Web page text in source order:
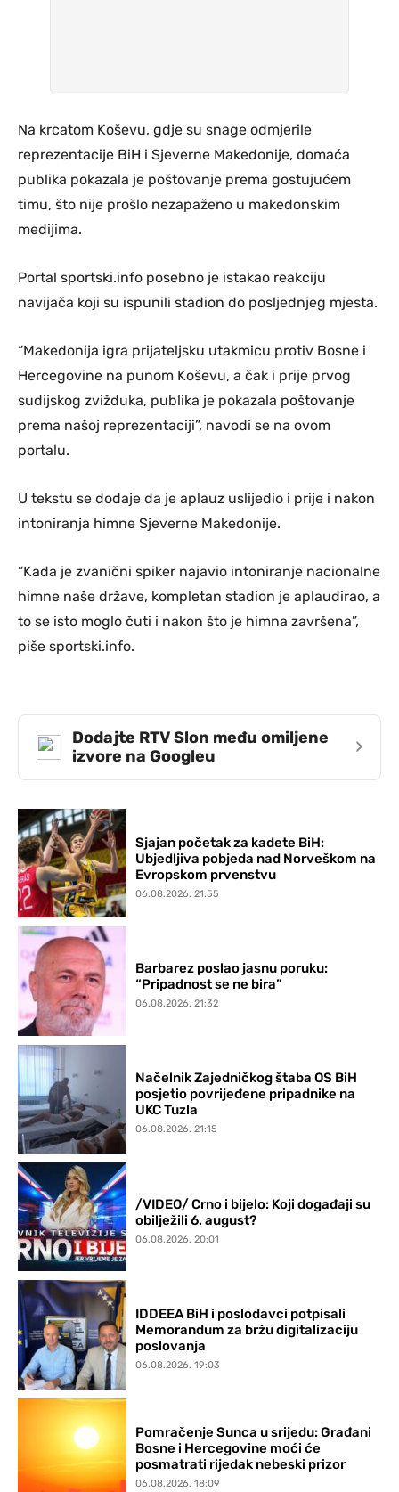
Na krcatom Koševu, gdje su snage odmjerile
reprezentacije BiH i Sjeverne Makedonije, domaća
publika pokazala je poštovanje prema gostujućem
timu, što nije prošlo nezapaženo u makedonskim
medijima.
Portal sportski.info posebno je istakao reakciju
navijača koji su ispunili stadion do posljednjeg mjesta.
“Makedonija igra prijateljsku utakmicu protiv Bosne i
Hercegovine na punom Koševu, a čak i prije prvog
sudijskog zvižduka, publika je pokazala poštovanje
prema našoj reprezentaciji”, navodi se na ovom
portalu.
U tekstu se dodaje da je aplauz uslijedio i prije i nakon
intoniranja himne Sjeverne Makedonije.
“Kada je zvanični spiker najavio intoniranje nacionalne
himne naše države, kompletan stadion je aplaudirao, a
to se isto moglo čuti i nakon što je himna završena”,
piše sportski.info.
Dodajte RTV Slon među omiljene
izvore na Googleu
›
Sjajan početak za kadete BiH:
Ubjedljiva pobjeda nad Norveškom na
Evropskom prvenstvu
06.08.2026. 21:55
Barbarez poslao jasnu poruku:
“Pripadnost se ne bira”
06.08.2026. 21:32
Načelnik Zajedničkog štaba OS BiH
posjetio povrijeđene pripadnike na
UKC Tuzla
06.08.2026. 21:15
/VIDEO/ Crno i bijelo: Koji događaji su
obilježili 6. august?
06.08.2026. 20:01
IDDEEA BiH i poslodavci potpisali
Memorandum za bržu digitalizaciju
poslovanja
06.08.2026. 19:03
Pomračenje Sunca u srijedu: Građani
Bosne i Hercegovine moći će
posmatrati rijedak nebeski prizor
06.08.2026. 18:09